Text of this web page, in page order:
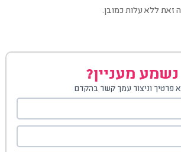
זאת ללא עלות כמובן.
נשמע מעניין?
פרטיך וניצור עמך קשר בהקדם